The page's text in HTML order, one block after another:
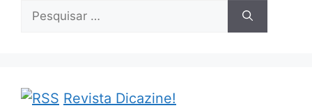
Pesquisar
Revista Dicazine!